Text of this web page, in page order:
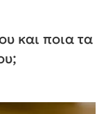
και ποια τα